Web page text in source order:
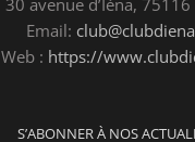
30 avenue d’Iéna, 75116
Email:
Web : https://
S’ABONNER À NOS